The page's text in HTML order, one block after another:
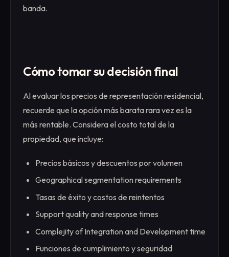
banda.
Cómo tomar su decisión final
Al evaluar los precios de representación residencial,
recuerde que la opción más barata rara vez es la
más rentable. Considera el costo total de la
propiedad, que incluye:
Precios básicos y descuentos por volumen
Geographical segmentation requirements
Tasas de éxito y costos de reintentos
Support quality and response times
Complejity of Integration and Development time
Funciones de cumplimiento y seguridad